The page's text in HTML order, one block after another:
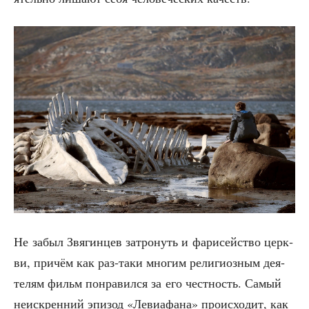
Не забыл Звя­гин­цев затро­нуть и фари­сей­ство церк­
ви, при­чём как раз-таки мно­гим рели­ги­оз­ным дея­
те­лям фильм понра­вил­ся за его чест­ность. Самый
неис­крен­ний эпи­зод «Леви­а­фа­на» про­ис­хо­дит, как